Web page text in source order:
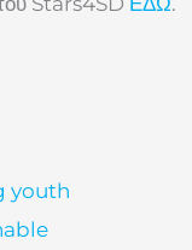
youth